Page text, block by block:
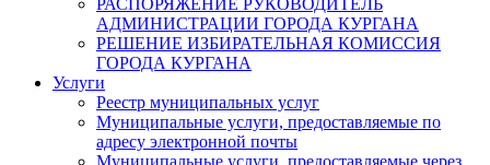
РАСПОРЯЖЕНИЕ РУКОВОДИТЕЛЬ
АДМИНИСТРАЦИИ ГОРОДА КУРГАНА
РЕШЕНИЕ ИЗБИРАТЕЛЬНАЯ КОМИССИЯ
ГОРОДА КУРГАНА
Услуги
Реестр муниципальных услуг
Муниципальные услуги, предоставляемые по
адресу электронной почты
Муниципальные услуги, предоставляемые через